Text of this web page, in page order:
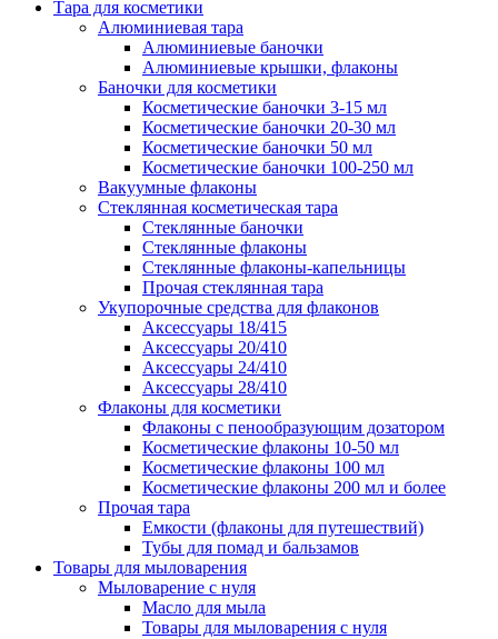
Тара для косметики
Алюминиевая тара
Алюминиевые баночки
Алюминиевые крышки, флаконы
Баночки для косметики
Косметические баночки 3-15 мл
Косметические баночки 20-30 мл
Косметические баночки 50 мл
Косметические баночки 100-250 мл
Вакуумные флаконы
Стеклянная косметическая тара
Стеклянные баночки
Стеклянные флаконы
Стеклянные флаконы-капельницы
Прочая стеклянная тара
Укупорочные средства для флаконов
Аксессуары 18/415
Аксессуары 20/410
Аксессуары 24/410
Аксессуары 28/410
Флаконы для косметики
Флаконы с пенообразующим дозатором
Косметические флаконы 10-50 мл
Косметические флаконы 100 мл
Косметические флаконы 200 мл и более
Прочая тара
Емкости (флаконы для путешествий)
Тубы для помад и бальзамов
Товары для мыловарения
Мыловарение с нуля
Масло для мыла
Товары для мыловарения с нуля